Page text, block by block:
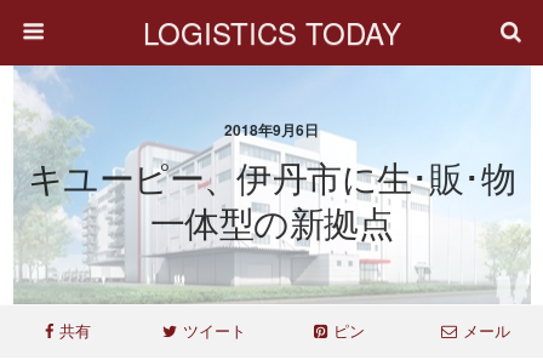
LOGISTICS TODAY
2018年9月6日
キユーピー、伊丹市に生･販･物
一体型の新拠点
共有 ツイート ピン メール